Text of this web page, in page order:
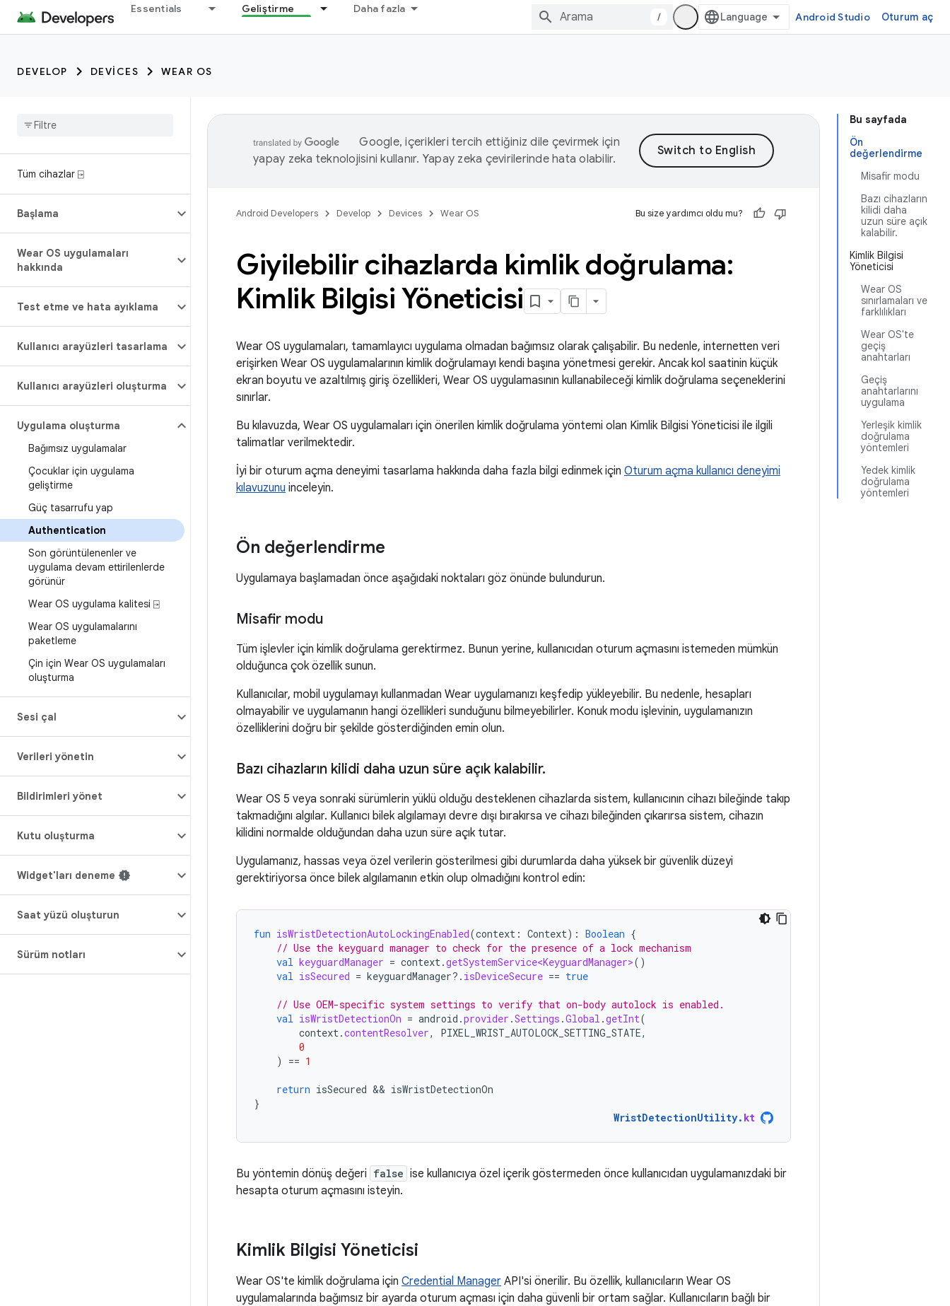
Essentials Geliştirme Daha fazla
/ Android Studio Oturum aç
DEVELOP DEVICES WEAR OS
Tüm cihazlar ⍈
Başlama
Wear OS uygulamaları
hakkında
Test etme ve hata ayıklama
Kullanıcı arayüzleri tasarlama
Kullanıcı arayüzleri oluşturma
Uygulama oluşturma
Bağımsız uygulamalar
Çocuklar için uygulama
geliştirme
Güç tasarrufu yap
Authentication
Son görüntülenenler ve
uygulama devam ettirilenlerde
görünür
Wear OS uygulama kalitesi ⍈
Wear OS uygulamalarını
paketleme
Çin için Wear OS uygulamaları
oluşturma
Sesi çal
Verileri yönetin
Bildirimleri yönet
Kutu oluşturma
Widget'ları deneme
Saat yüzü oluşturun
Sürüm notları
Bu sayfada
Ön
değerlendirme
Misafir modu
Bazı cihazların
kilidi daha
uzun süre açık
kalabilir.
Kimlik Bilgisi
Yöneticisi
Wear OS
sınırlamaları ve
farklılıkları
Wear OS'te
geçiş
anahtarları
Geçiş
anahtarlarını
uygulama
Yerleşik kimlik
doğrulama
yöntemleri
Yedek kimlik
doğrulama
yöntemleri
Google, içerikleri tercih ettiğiniz dile çevirmek için
yapay zeka teknolojisini kullanır. Yapay zeka çevirilerinde hata olabilir.
Android Developers Develop Devices Wear OS Bu size yardımcı oldu mu?
Giyilebilir cihazlarda kimlik doğrulama:
Kimlik Bilgisi Yöneticisi
Wear OS uygulamaları, tamamlayıcı uygulama olmadan bağımsız olarak çalışabilir. Bu nedenle, internetten veri
erişirken Wear OS uygulamalarının kimlik doğrulamayı kendi başına yönetmesi gerekir. Ancak kol saatinin küçük
ekran boyutu ve azaltılmış giriş özellikleri, Wear OS uygulamasının kullanabileceği kimlik doğrulama seçeneklerini
sınırlar.
Bu kılavuzda, Wear OS uygulamaları için önerilen kimlik doğrulama yöntemi olan Kimlik Bilgisi Yöneticisi ile ilgili
talimatlar verilmektedir.
İyi bir oturum açma deneyimi tasarlama hakkında daha fazla bilgi edinmek için Oturum açma kullanıcı deneyimi
kılavuzunu inceleyin.
Ön değerlendirme
Uygulamaya başlamadan önce aşağıdaki noktaları göz önünde bulundurun.
Misafir modu
Tüm işlevler için kimlik doğrulama gerektirmez. Bunun yerine, kullanıcıdan oturum açmasını istemeden mümkün
olduğunca çok özellik sunun.
Kullanıcılar, mobil uygulamayı kullanmadan Wear uygulamanızı keşfedip yükleyebilir. Bu nedenle, hesapları
olmayabilir ve uygulamanın hangi özellikleri sunduğunu bilmeyebilirler. Konuk modu işlevinin, uygulamanızın
özelliklerini doğru bir şekilde gösterdiğinden emin olun.
Bazı cihazların kilidi daha uzun süre açık kalabilir.
Wear OS 5 veya sonraki sürümlerin yüklü olduğu desteklenen cihazlarda sistem, kullanıcının cihazı bileğinde takıp
takmadığını algılar. Kullanıcı bilek algılamayı devre dışı bırakırsa ve cihazı bileğinden çıkarırsa sistem, cihazın
kilidini normalde olduğundan daha uzun süre açık tutar.
Uygulamanız, hassas veya özel verilerin gösterilmesi gibi durumlarda daha yüksek bir güvenlik düzeyi
gerektiriyorsa önce bilek algılamanın etkin olup olmadığını kontrol edin:
fun isWristDetectionAutoLockingEnabled(context : Context): Boolean {
// Use the keyguard manager to check for the presence of a lock mechanism
val keyguardManager = context.getSystemService<KeyguardManager>()
val isSecured = keyguardManager?. isDeviceSecure == true
// Use OEM-specific system settings to verify that on-body autolock is enabled.
val isWristDetectionOn = android .provider .Settings .Global .getInt(
context.contentResolver, PIXEL_WRIST_AUTOLOCK_SETTING_STATE,
0
)
== 1
return isSecured && isWristDetectionOn
}
WristDetectionUtility. kt
Bu yöntemin dönüş değeri false ise kullanıcıya özel içerik göstermeden önce kullanıcıdan uygulamanızdaki bir
hesapta oturum açmasını isteyin.
Kimlik Bilgisi Yöneticisi
Wear OS'te kimlik doğrulama için Credential Manager API'si önerilir. Bu özellik, kullanıcıların Wear OS
uygulamalarında bağımsız bir ayarda oturum açması için daha güvenli bir ortam sağlar. Kullanıcıların bağlı bir